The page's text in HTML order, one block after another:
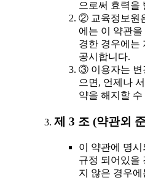
으로써 효력을
② 교육정보원
에는 이 약관
경한 경우에는
공시합니다.
③ 이용자는 변
으면, 언제나
약을 해지할 수
제 3 조 (약관외
이 약관에 명시
규정 되어있을
지 않은 경우